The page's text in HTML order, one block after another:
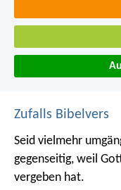
Zufalls Bibelvers
Seid vielmehr
gegenseitig, weil
vergeben hat.